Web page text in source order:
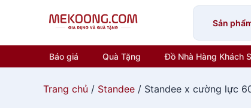
Sản
Báo giá Quà Tặng Đồ Nhà Hàng Khách
Trang chủ / Standee / Standee x cường lực